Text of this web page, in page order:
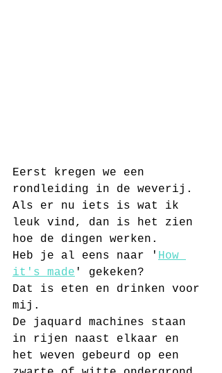
Eerst kregen we een
rondleiding in de weverij.
Als er nu iets is wat ik
leuk vind, dan is het zien
hoe de dingen werken.
Heb je al eens naar ' How
it's made ' gekeken?
Dat is eten en drinken voor
mij.
De jaquard machines staan
in rijen naast elkaar en
het weven gebeurd op een